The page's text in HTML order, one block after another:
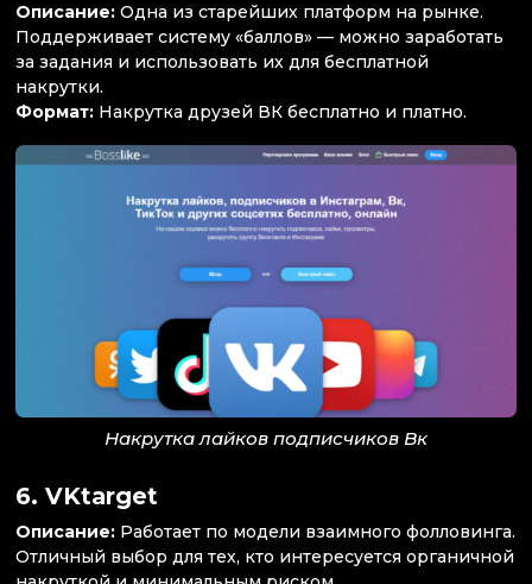
Описание: Одна из старейших платформ на рынке.
Поддерживает систему «баллов» — можно заработать
за задания и использовать их для бесплатной
накрутки.
Формат: Накрутка друзей ВК бесплатно и платно.
Накрутка лайков подписчиков Вк
6. VKtarget
Описание: Работает по модели взаимного фолловинга.
Отличный выбор для тех, кто интересуется органичной